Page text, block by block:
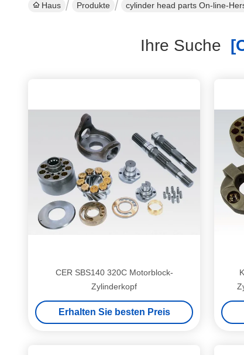
Haus Produkte cylinder head parts On-line-
Ihre Suche
CER SBS140 320C Motorblock-
Zylinderkopf
Erhalten Sie besten Preis